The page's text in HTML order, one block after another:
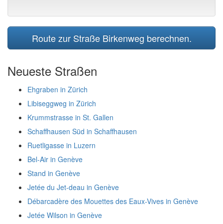
Route zur Straße Birkenweg berechnen.
Neueste Straßen
Ehgraben in Zürich
Libiseggweg in Zürich
Krummstrasse in St. Gallen
Schaffhausen Süd in Schaffhausen
Ruetligasse in Luzern
Bel-Air in Genève
Stand in Genève
Jetée du Jet-deau in Genève
Débarcadère des Mouettes des Eaux-Vives in Genève
Jetée Wilson in Genève